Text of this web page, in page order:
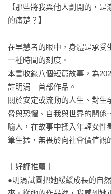
【那些將我與他人劃開的，
的痛楚？】
在早慧者的眼中，身體是承受
一種時間的刻度。
本書收錄八個短篇故事，為
許明涓　首部作品。
關於安定或流動的人生、對
脅與恐懼、自我與世界的關
喻人，在故事中揉入年輕女
筆生猛，無畏於向社會價值觀
｜好評推薦｜
●明涓試圖把她緩緩成長的自